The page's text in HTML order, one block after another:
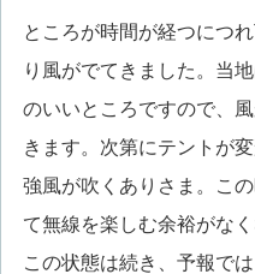
ところが時間が経つにつ
り風がでてきました。当
のいいところですので、
きます。次第にテントが
強風が吹くありさま。こ
て無線を楽しむ余裕がな
この状態は続き、予報で